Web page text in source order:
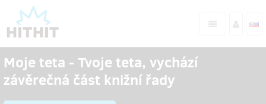
Moje teta - Tvoje teta, vychází
závěrečná část knižní řady